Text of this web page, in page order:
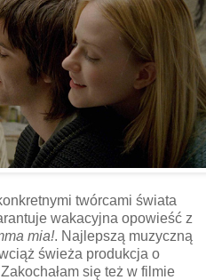
twórcami świata
wakacyjna opowieść z
mia!. Najlepszą muzyczną
świeża produkcja o
się też w filmie